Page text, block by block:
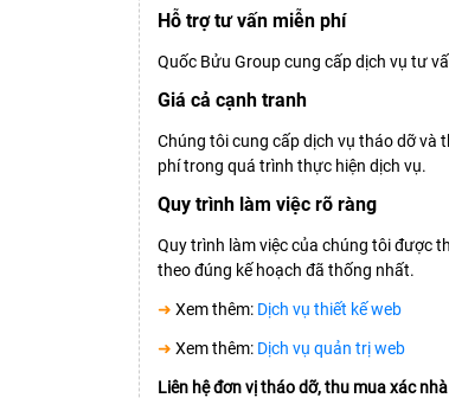
Hỗ trợ tư vấn miễn phí
Quốc Bửu Group cung cấp dịch vụ tư
Giá cả cạnh tranh
Chúng tôi cung cấp dịch vụ tháo dỡ và
phí trong quá trình thực hiện dịch vụ.
Quy trình làm việc rõ ràng
Quy trình làm việc của chúng tôi được
theo đúng kế hoạch đã thống nhất.
➜ Xem thêm: Dịch vụ thiết kế web
➜ Xem thêm: Dịch vụ quản trị web
Liên hệ đơn vị tháo dỡ, thu mua xác